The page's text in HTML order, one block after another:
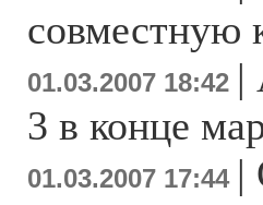
совместную
01.03.2007 18:42 |
3 в конце
01.03.2007 17:44 |